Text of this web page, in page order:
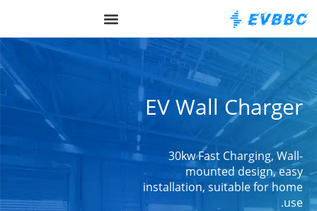
EV Wall Charger
30kw Fast Charging, Wall-
mounted design, easy
installation, suitable for home
use.